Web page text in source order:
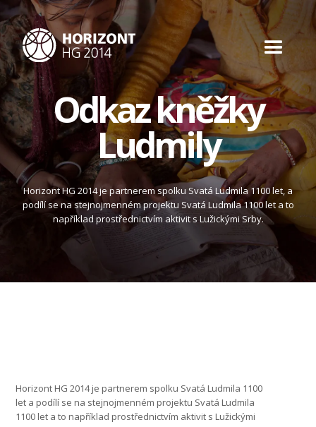
Odkaz kněžky
Ludmily
Horizont HG 2014 je partnerem spolku Svatá Ludmila 1100 let, a
podílí se na stejnojmenném projektu Svatá Ludmila 1100 let a to
například prostřednictvím aktivit s Lužickými Srby.
Horizont HG 2014 je partnerem spolku Svatá Ludmila 1100
let a podílí se na stejnojmenném projektu Svatá Ludmila
1100 let a to například prostřednictvím aktivit s Lužickými